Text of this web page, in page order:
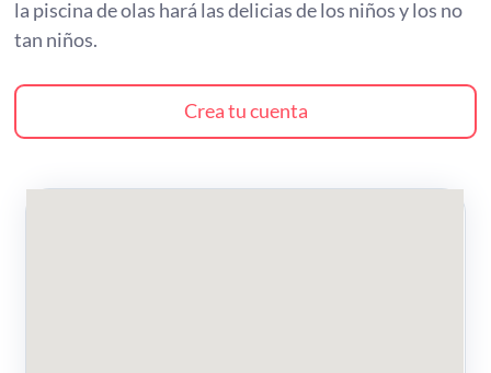
la piscina de olas hará las delicias de los niños y los no
tan niños.
Crea tu cuenta